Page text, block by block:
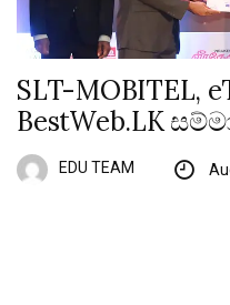
SLT-MOBITEL,
BestWeb.LK
EDU TEAM